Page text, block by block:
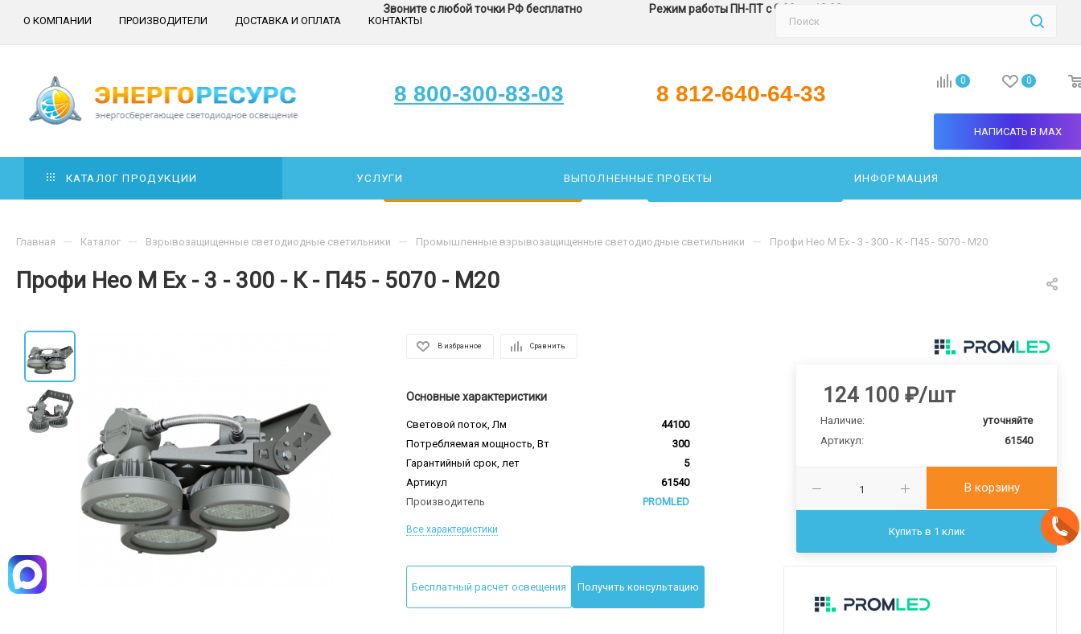
О КОМПАНИИ ПРОИЗВОДИТЕЛИ ДОСТАВКА И ОПЛАТА КОНТАКТЫ
Звоните с любой точки РФ бесплатно
8 800-300-83-03
Режим работы ПН-ПТ с 9:30 до 18:00
8 812-640-64-33
ПОДОБРАТЬ СВЕТИЛЬНИК
0 0
НАПИСАТЬ В MAX
КАТАЛОГ ПРОДУКЦИИ УСЛУГИ ВЫПОЛНЕННЫЕ ПРОЕКТЫ ИНФОРМАЦИЯ
Профи Нео M Ex - 3 - 300 - К - П45 - 5070 - M20
Главная — Каталог — Взрывозащищенные светодиодные светильники — Промышленные взрывозащищенные светодиодные светильники — Профи Нео M Ex - 3 - 300 - К - П45 - 5070 - M20
В избранное Сравнить
Основные характеристики
Световой поток, Лм
44100
Потребляемая мощность, Вт
300
Гарантийный срок, лет
5
Артикул
61540
Производитель
PROMLED
Все характеристики
124 100 ₽/шт
Наличие:
уточняйте
Артикул:
61540
В корзину
Купить в 1 клик
Бесплатный расчет освещения Получить консультацию